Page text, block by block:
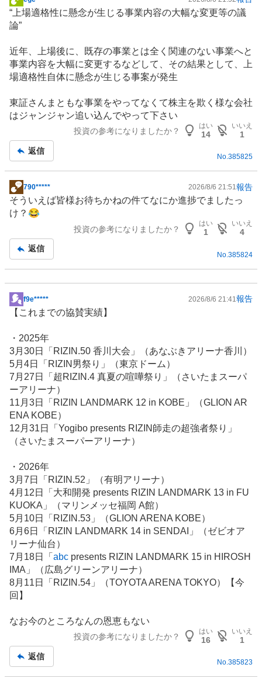
掲
示
板
事
“上場適格性に懸念が生じる事業内容の大幅な変更等の議
論”
近年、上場後に、既存の事業とは全く関連のない事業へと
事業内容を大幅に変更するなどして、その結果として、上
場適格性自体に懸念が生じる事案が発生
東証さんまともな事業をやってなくて株主を欺く様な会社
はジャンジャン追い込んでやって下さい
投資の参考になりましたか？
はい
14
いいえ
1
返信
No.385825
掲
示
板
790***** 2026/8/6 21:51報告
そういえば皆様お待ちかねの件てなにか進捗でましたっ
け？😂
投資の参考になりましたか？
はい
1
いいえ
4
返信
No. 385824
掲
示
事
f9e***** 2026/8/6 21:41 報告
【これまでの協賛実績】
・2025年
3月30日「RIZIN.50 香川大会」（あなぶきアリーナ香川）
5月4日「RIZIN男祭り」（東京ドーム）
7月27日「超RIZIN.4 真夏の喧嘩祭り」（さいたまスーパ
ーアリーナ）
11月3日「RIZIN LANDMARK 12 in KOBE」（GLION AR
ENA KOBE）
12月31日「Yogibo presents RIZIN師走の超強者祭り」
（さいたまスーパーアリーナ）
・2026年
3月7日「RIZIN.52」（有明アリーナ）
4月12日「大和開発 presents RIZIN LANDMARK 13 in FU
KUOKA」（マリンメッセ福岡 A館）
5月10日「RIZIN.53」（GLION ARENA KOBE）
6月6日「RIZIN LANDMARK 14 in SENDAI」（ゼビオア
リーナ仙台）
7月18日「 abc presents RIZIN LANDMARK 15 in HIROSH
IMA」（広島グリーンアリーナ）
8月11日「RIZIN.54」（TOYOTA ARENA TOKYO）【今
回】
なお今のところなんの恩恵もない
投資の参考になりましたか？
はい
16
いいえ
1
返信
No.385823